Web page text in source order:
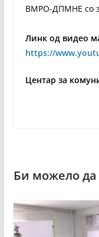
ВМРО-ДПМНЕ со
Линк од видео
https://
Центар за